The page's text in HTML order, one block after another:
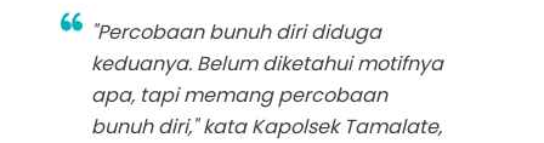
"Percobaan bunuh diri diduga
keduanya. Belum diketahui motifnya
apa, tapi memang percobaan
bunuh diri," kata Kapolsek Tamalate,